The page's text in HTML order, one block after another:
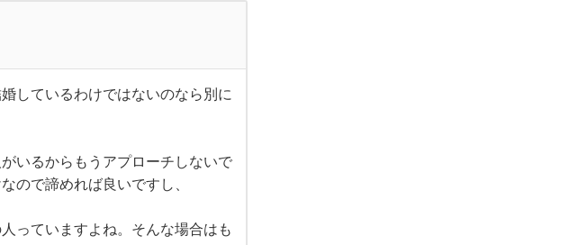
しているわけではないのなら別に
いるからもうアプローチしないで
ので諦めれば良いですし、
っていますよね。そんな場合はも